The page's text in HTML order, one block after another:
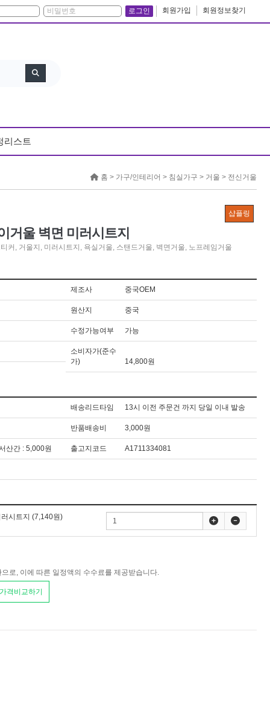
로그인 회원가입 회원정보찾기
리스트
홈 > 가구/인테리어 > 침실가구 > 거울 > 전신거울
샵플링
거울 벽면 미러시트지
커 , 거울지 , 미러시트지 , 욕실거울, 스탠드거울, 벽면거울, 노프레임거울
제조사 중국OEM
원산지 중국
수정가능여부 가능
소비자가(준수
가)
14,800원
배송리드타임 13시 이전 주문건 까지 당일 이내 발송
반품배송비 3,000원
산간 : 5,000원 출고지코드 A1711334081
시트지 (7,140원)
로, 이에 따른 일정액의 수수료를 제공받습니다.
격비교하기